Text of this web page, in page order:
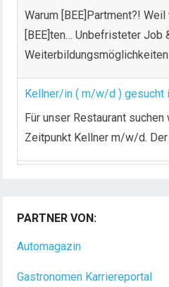
[BEE]ten… Unbefristeter Job
Für unser Restaurant
Zeitpunkt Kellner m/w/d.
PARTNER VON:
Automagazin
Gastronomen Karriereportal